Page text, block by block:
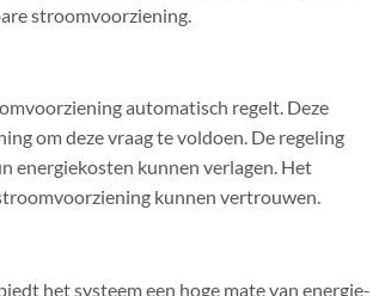
stroomvoorziening.
automatisch regelt. Deze
om deze vraag te voldoen. De regeling
energiekosten kunnen verlagen. Het
kunnen vertrouwen.
het systeem een hoge mate van energie-